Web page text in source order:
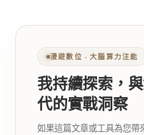
漫遊數位 ‧ 大腦算力注能
我持續探索，
代的實戰洞察
如果這篇文章或工具為您帶